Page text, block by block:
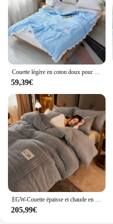
Couette légère en coton doux pour enfants et adultes, couvre-lit, simple, Queen Size, King Size, 150x200, 180x220, 200x230, été, automne
59,39€
EGW-Couette épaisse et chaude en velours, 4 couleurs, patchwork, literie pour la maison, gris, 180x220, lin, solide, glouton, sourire athlon
205,99€